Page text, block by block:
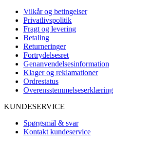
Vilkår og betingelser
Privatlivspolitik
Fragt og levering
Betaling
Returneringer
Fortrydelsesret
Genanvendelsesinformation
Klager og reklamationer
Ordrestatus
Overensstemmelseserklæring
KUNDESERVICE
Spørgsmål & svar
Kontakt kundeservice